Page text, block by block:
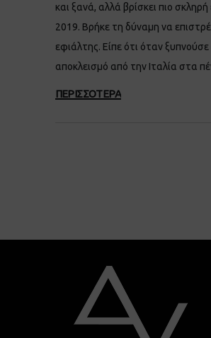
και ξανά, αλλά βρίσκει πιο
2019. Βρήκε τη δύναμη να
εφιάλτης. Είπε ότι όταν
αποκλεισμό από την Ιταλία στα
ΠΕΡΙΣΣΟΤΕΡΑ